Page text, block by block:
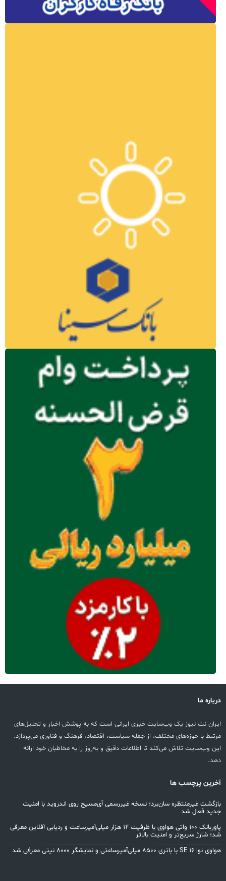
درباره ما
ایران نت نیوز یک وب‌سایت خبری ایرانی است که به پوشش اخبار و تحلیل‌های
مرتبط با حوزه‌های مختلف، از جمله سیاست، اقتصاد، فرهنگ و فناوری می‌پردازد.
این وب‌سایت تلاش می‌کند تا اطلاعات دقیق و به‌روز را به مخاطبان خود ارائه
دهد.
آخرین پرچسب ها
بازگشت غیرمنتظره سان‌برد؛ نسخه غیررسمی آی‌مسیج روی اندروید با امنیت
جدید فعال شد
پاوربانک ۱۰۰ واتی هواوی با ظرفیت ۱۲ هزار میلی‌آمپرساعت و ردیابی آفلاین معرفی
شد؛ شارژ سریع‌تر و امنیت بالاتر
هواوی نوا 16 SE با باتری ۸۵۰۰ میلی‌آمپرساعتی و نمایشگر ۸۰۰۰ نیتی معرفی شد